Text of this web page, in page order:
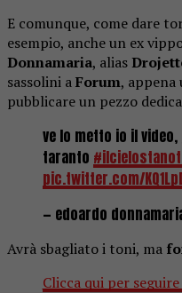
E comunque, come dare
esempio, anche un ex
Donnamaria, alias
sassolini aForum, appena
pubblicare un pezzo
ve lo metto io il
taranto
pic.twitter.com/
— edoardo
Avrà sbagliato i toni, ma
Clicca qui per seguire